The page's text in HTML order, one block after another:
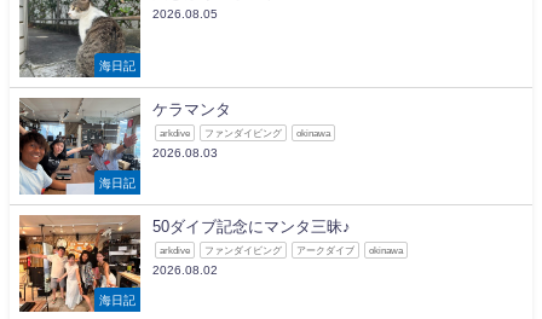
海日記
2026.08.05
海日記
ケラマンタ
arkdive ファンダイビング okinawa
2026.08.03
海日記
50ダイブ記念にマンタ三昧♪
arkdive ファンダイビング アークダイブ okinawa
2026.08.02